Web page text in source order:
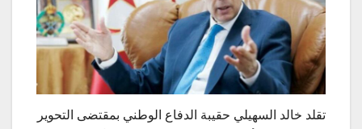
تقلد خالد السهيلي حقيبة الدفاع الوطني بمقتضى التحوير